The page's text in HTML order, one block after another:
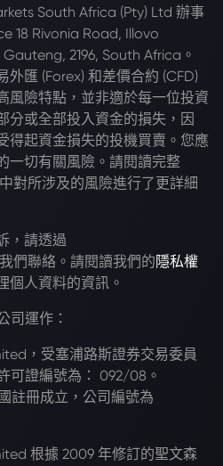
South Africa (Pty) Ltd 辦事
18 Rivonia Road, Illovo
2196, South Africa。
外匯 (Forex) 和差價合約 (CFD)
風險特點，並非適於每一位投資
分或全部投入資金的損失，因
得起資金損失的投機買賣。您應
一切有關風險。請閱讀完整
中對所涉及的風險進行了更詳細
，請透過
們聯絡。請閱讀我們的隱私權
個人資料的資訊。
司運作：
，受塞浦路斯證券交易委員
可證編號為： 092/08。
註冊成立，公司編號為
根據 2009 年修訂的聖文森